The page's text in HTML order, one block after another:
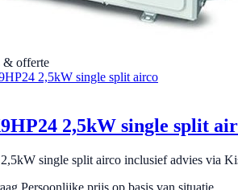
& offerte
2,5kW single split airco
2,5kW single split
single split airco inclusief advies via